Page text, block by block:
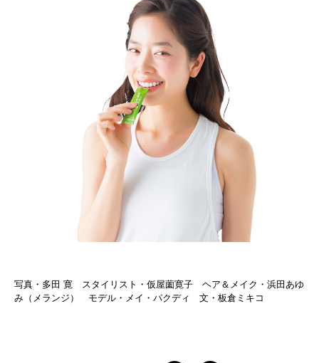
写真・多田 寛 スタイリスト・仮屋薗寛子 ヘア＆メイク・浜田あゆ
み（メランジ） モデル・メイ・パクディ 文・板倉ミキコ